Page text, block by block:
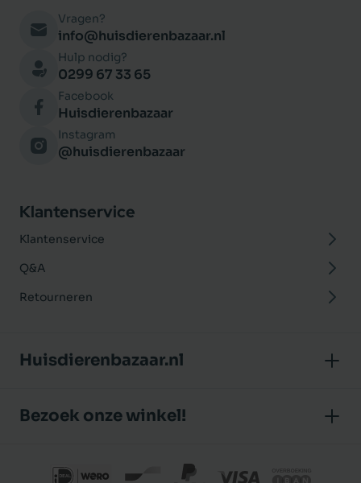
Vragen?
info@huisdierenbazaar.nl
Hulp nodig?
0299 67 33 65
Facebook
Huisdierenbazaar
Instagram
@huisdierenbazaar
Klantenservice
Klantenservice
Q&A
Retourneren
Huisdierenbazaar.nl
Bezoek onze winkel!
J.P. Poelstraat 8